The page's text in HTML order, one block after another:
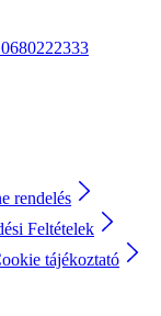
rendelés
Feltételek
tájékoztató